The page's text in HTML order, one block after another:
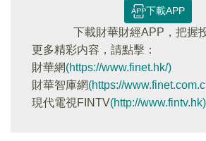
下載APP
下載財華財經APP，把握
更多精彩内容，請點擊：
財華網(https://www.finet.hk/)
財華智庫網(https://
現代電視FINTV(http://www.fintv.hk)